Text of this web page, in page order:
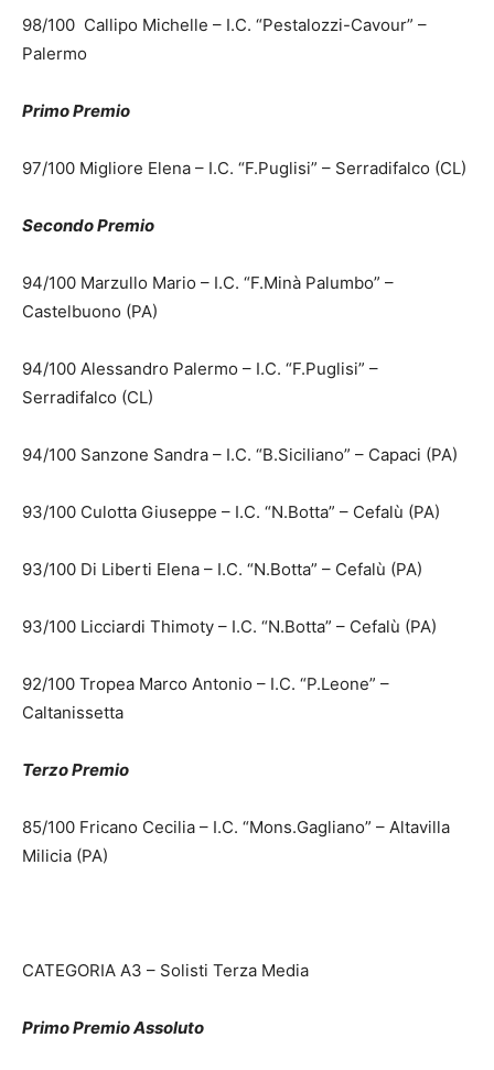
98/100 Callipo Michelle – I.C. “Pestalozzi-Cavour” –
Palermo
Primo Premio
97/100 Migliore Elena – I.C. “F.Puglisi” – Serradifalco (CL)
Secondo Premio
94/100 Marzullo Mario – I.C. “F.Minà Palumbo” –
Castelbuono (PA)
94/100 Alessandro Palermo – I.C. “F.Puglisi” –
Serradifalco (CL)
94/100 Sanzone Sandra – I.C. “B.Siciliano” – Capaci (PA)
93/100 Culotta Giuseppe – I.C. “N.Botta” – Cefalù (PA)
93/100 Di Liberti Elena – I.C. “N.Botta” – Cefalù (PA)
93/100 Licciardi Thimoty – I.C. “N.Botta” – Cefalù (PA)
92/100 Tropea Marco Antonio – I.C. “P.Leone” –
Caltanissetta
Terzo Premio
85/100 Fricano Cecilia – I.C. “Mons.Gagliano” – Altavilla
Milicia (PA)
CATEGORIA A3 – Solisti Terza Media
Primo Premio Assoluto